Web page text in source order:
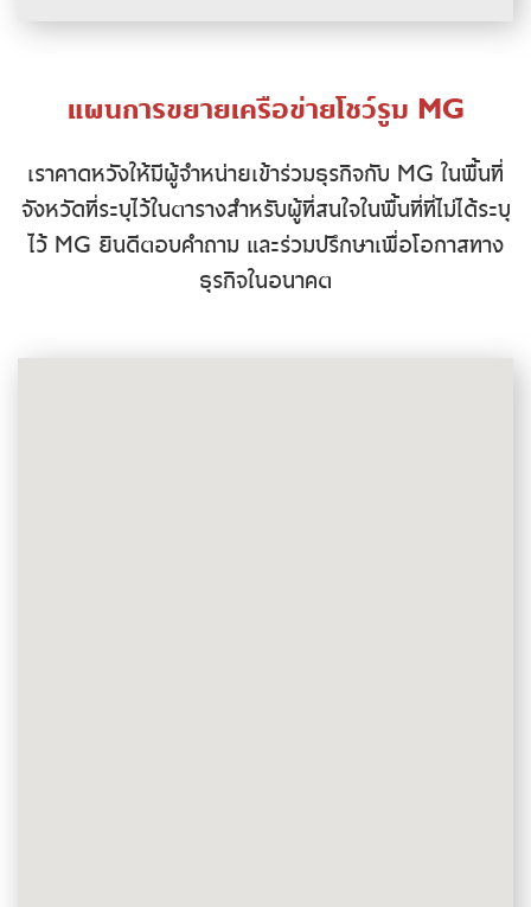
แผนการขยายเครือข่ายโชว์รูม MG
เราคาดหวังให้มีผู้จําหน่ายเข้าร่วมธุรกิจกับ MG ในพื้นที่
จังหวัดที่ระบุไว้ในตารางสําหรับผู้ที่สนใจในพื้นที่ที่ไม่ได้ระบุ
ไว้ MG ยินดีตอบคําถาม และร่วมปรึกษาเพื่อโอกาสทาง
ธุรกิจในอนาคต